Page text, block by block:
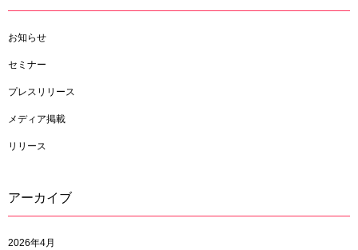
お知らせ
セミナー
プレスリリース
メディア掲載
リリース
アーカイブ
2026年4月